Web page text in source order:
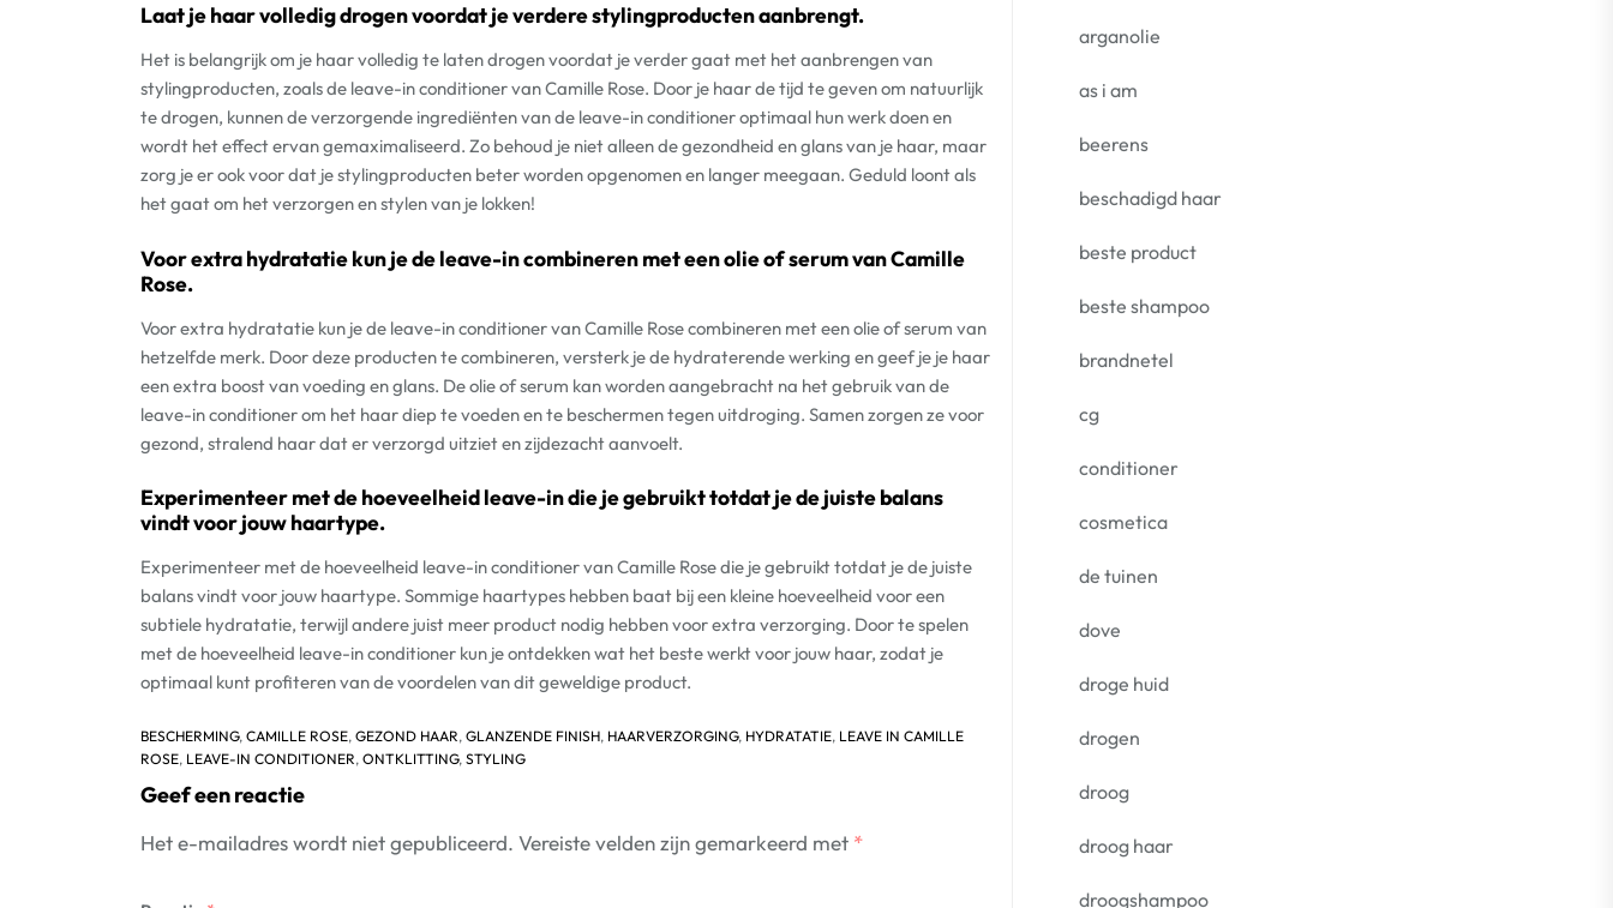
Laat je haar volledig drogen voordat je verdere stylingproducten aanbrengt.
Het is belangrijk om je haar volledig te laten drogen voordat je verder gaat met het aanbrengen van
stylingproducten, zoals de leave-in conditioner van Camille Rose. Door je haar de tijd te geven om natuurlijk
te drogen, kunnen de verzorgende ingrediënten van de leave-in conditioner optimaal hun werk doen en
wordt het effect ervan gemaximaliseerd. Zo behoud je niet alleen de gezondheid en glans van je haar, maar
zorg je er ook voor dat je stylingproducten beter worden opgenomen en langer meegaan. Geduld loont als
het gaat om het verzorgen en stylen van je lokken!
Voor extra hydratatie kun je de leave-in combineren met een olie of serum van Camille
Rose.
Voor extra hydratatie kun je de leave-in conditioner van Camille Rose combineren met een olie of serum van
hetzelfde merk. Door deze producten te combineren, versterk je de hydraterende werking en geef je je haar
een extra boost van voeding en glans. De olie of serum kan worden aangebracht na het gebruik van de
leave-in conditioner om het haar diep te voeden en te beschermen tegen uitdroging. Samen zorgen ze voor
gezond, stralend haar dat er verzorgd uitziet en zijdezacht aanvoelt.
Experimenteer met de hoeveelheid leave-in die je gebruikt totdat je de juiste balans
vindt voor jouw haartype.
Experimenteer met de hoeveelheid leave-in conditioner van Camille Rose die je gebruikt totdat je de juiste
balans vindt voor jouw haartype. Sommige haartypes hebben baat bij een kleine hoeveelheid voor een
subtiele hydratatie, terwijl andere juist meer product nodig hebben voor extra verzorging. Door te spelen
met de hoeveelheid leave-in conditioner kun je ontdekken wat het beste werkt voor jouw haar, zodat je
optimaal kunt profiteren van de voordelen van dit geweldige product.
BESCHERMING, CAMILLE ROSE, GEZOND HAAR, GLANZENDE FINISH, HAARVERZORGING, HYDRATATIE, LEAVE IN CAMILLE
ROSE, LEAVE-IN CONDITIONER, ONTKLITTING, STYLING
Geef een reactie
Het e-mailadres wordt niet gepubliceerd. Vereiste velden zijn gemarkeerd met *
arganolie
as i am
beerens
beschadigd haar
beste product
beste shampoo
brandnetel
cg
conditioner
cosmetica
de tuinen
dove
droge huid
drogen
droog
droog haar
droogshampoo